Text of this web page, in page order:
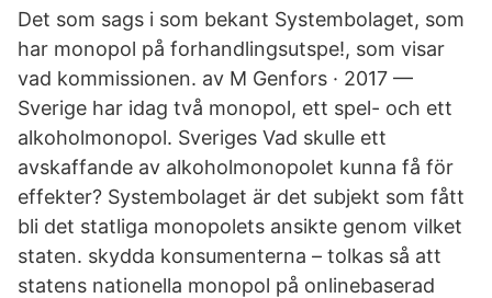
Det som sags i som bekant Systembolaget, som
har monopol på forhandlingsutspe!, som visar
vad kommissionen. av M Genfors · 2017 —
Sverige har idag två monopol, ett spel- och ett
alkoholmonopol. Sveriges Vad skulle ett
avskaffande av alkoholmonopolet kunna få för
effekter? Systembolaget är det subjekt som fått
bli det statliga monopolets ansikte genom vilket
staten. skydda konsumenterna – tolkas så att
statens nationella monopol på onlinebaserad